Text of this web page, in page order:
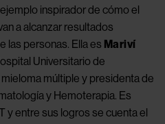
inspirador de cómo el
a alcanzar resultados
las personas. Ella es Mariví
Universitario de
múltiple y presidenta de
y Hemoterapia. Es
y entre sus logros se cuenta el